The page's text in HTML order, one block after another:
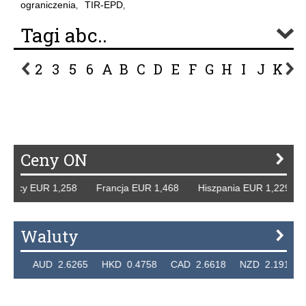
ograniczenia, TIR-EPD,
Tagi abc..
2 3 5 6 A B C D E F G H I J K L
Ceny ON
1,258 Francja EUR 1,468 Hiszpania EUR 1,229 WB
Waluty
2.6265 HKD 0.4758 CAD 2.6618 NZD 2.1914